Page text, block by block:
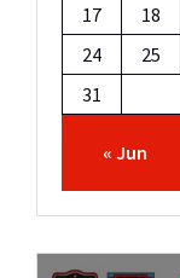
17
18
24
25
31
« Jun